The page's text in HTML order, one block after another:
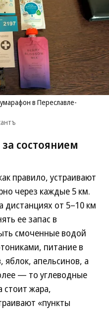
в Переславле-
состоянием
правило, устраивают
через каждые 5 км.
дистанциях от 5–10 км
ее запас в
смоченные водой
питание в
яблок, апельсинов, а
— то углеводные
стоит жара,
«пункты